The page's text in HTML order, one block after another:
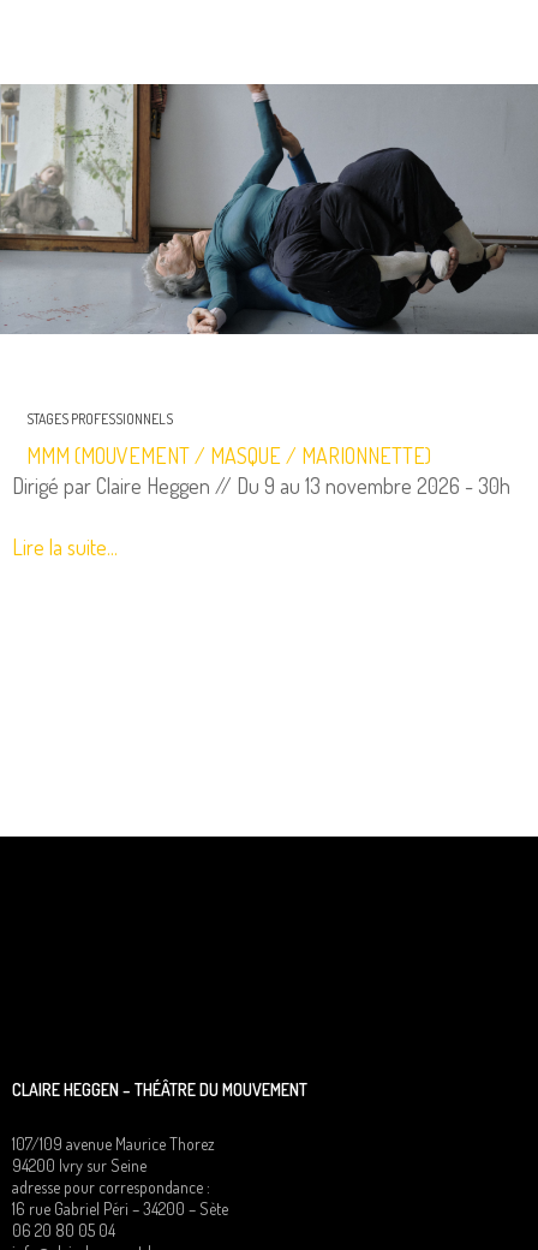
STAGES PROFESSIONNELS
MMM (MOUVEMENT / MASQUE / MARIONNETTE)
Dirigé par Claire Heggen // Du 9 au 13 novembre 2026 - 30h
Lire la suite...
CLAIRE HEGGEN – THÉÂTRE DU MOUVEMENT
107/109 avenue Maurice Thorez
94200 Ivry sur Seine
adresse pour correspondance :
16 rue Gabriel Péri – 34200 – Sète
06 20 80 05 04